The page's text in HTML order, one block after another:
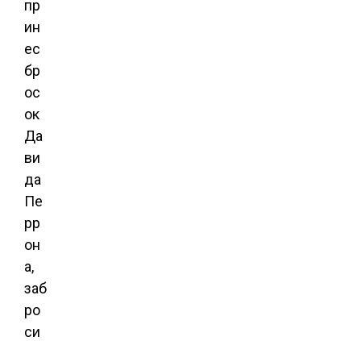
пр
ин
ес
бр
ос
ок
Да
ви
да
Пе
рр
он
а,
заб
ро
си